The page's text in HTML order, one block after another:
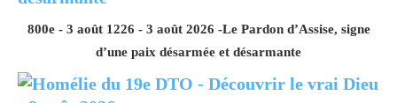
800e - 3 août 1226 - 3 août 2026 -Le Pardon d’Assise, signe
d’une paix désarmée et désarmante